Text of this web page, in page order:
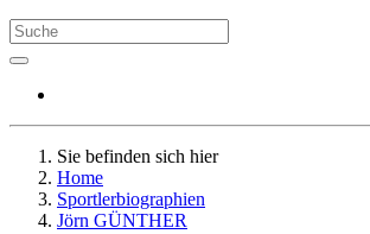
Sie befinden sich hier
Home
Sportlerbiographien
Jörn GÜNTHER